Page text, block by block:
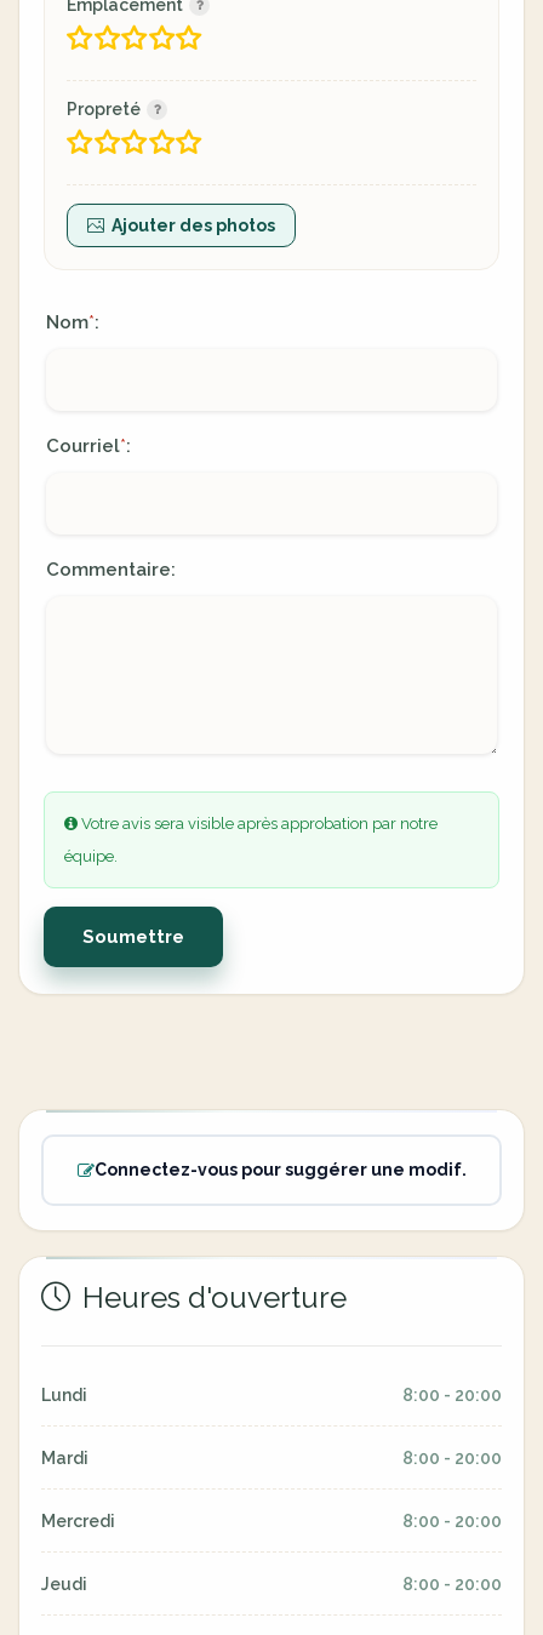
Emplacement
Propreté
Ajouter des photos
Nom*:
Courriel*:
Commentaire:
Votre avis sera visible après approbation par notre
équipe.
Soumettre
Connectez-vous pour suggérer une modif.
Heures d'ouverture
Lundi 8:00 - 20:00
Mardi 8:00 - 20:00
Mercredi 8:00 - 20:00
Jeudi 8:00 - 20:00